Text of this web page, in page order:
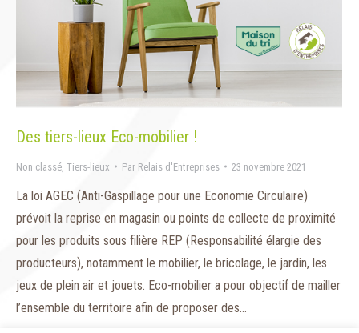
Des tiers-lieux Eco-mobilier !
Non classé Tiers-lieux Par Relais d'Entreprises 23 novembre 2021
La loi AGEC (Anti-Gaspillage pour une Economie Circulaire)
prévoit la reprise en magasin ou points de collecte de proximité
pour les produits sous filière REP (Responsabilité élargie des
producteurs), notamment le mobilier, le bricolage, le jardin, les
jeux de plein air et jouets. Eco-mobilier a pour objectif de mailler
l’ensemble du territoire afin de proposer des…